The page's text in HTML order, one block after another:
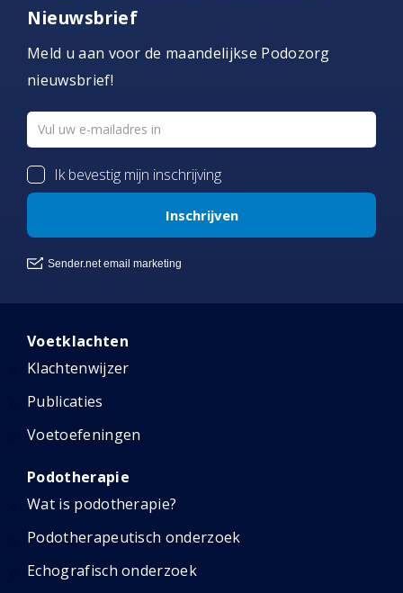
Nieuwsbrief
Meld u aan voor de maandelijkse Podozorg
nieuwsbrief!
Voetklachten
Klachtenwijzer
Publicaties
Voetoefeningen
Podotherapie
Wat is podotherapie?
Podotherapeutisch onderzoek
Echografisch onderzoek